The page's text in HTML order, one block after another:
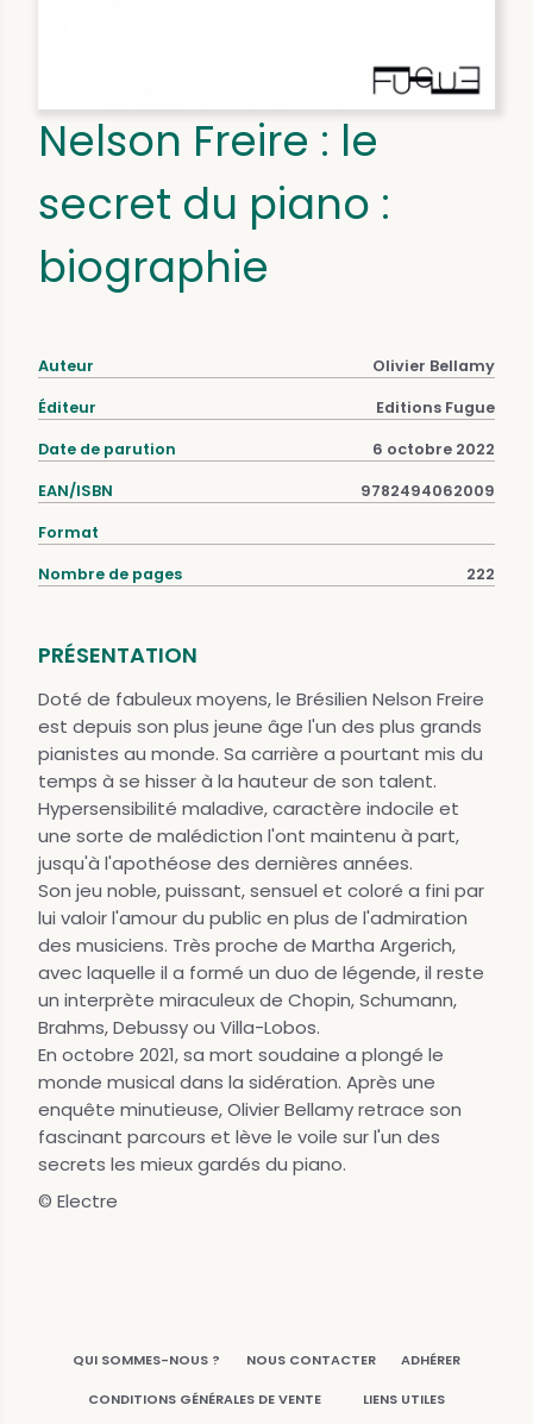
Nelson Freire : le
secret du piano :
biographie
Auteur Olivier Bellamy
Éditeur Editions Fugue
Date de parution 6 octobre 2022
EAN/ISBN 9782494062009
Format
Nombre de pages 222
PRÉSENTATION
Doté de fabuleux moyens, le Brésilien Nelson Freire
est depuis son plus jeune âge l'un des plus grands
pianistes au monde. Sa carrière a pourtant mis du
temps à se hisser à la hauteur de son talent.
Hypersensibilité maladive, caractère indocile et
une sorte de malédiction l'ont maintenu à part,
jusqu'à l'apothéose des dernières années.
Son jeu noble, puissant, sensuel et coloré a fini par
lui valoir l'amour du public en plus de l'admiration
des musiciens. Très proche de Martha Argerich,
avec laquelle il a formé un duo de légende, il reste
un interprète miraculeux de Chopin, Schumann,
Brahms, Debussy ou Villa-Lobos.
En octobre 2021, sa mort soudaine a plongé le
monde musical dans la sidération. Après une
enquête minutieuse, Olivier Bellamy retrace son
fascinant parcours et lève le voile sur l'un des
secrets les mieux gardés du piano.
© Electre
QUI SOMMES-NOUS ? NOUS CONTACTER ADHÉRER
CONDITIONS GÉNÉRALES DE VENTE LIENS UTILES